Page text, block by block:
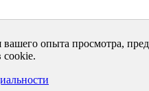
опыта просмотра,
cookie.